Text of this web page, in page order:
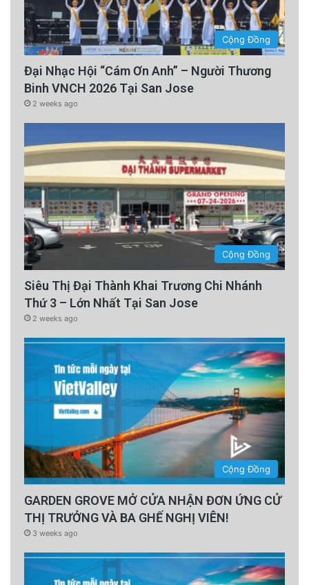
Cộng Đồng
Đại Nhạc Hội “Cám Ơn Anh” – Người Thương
Binh VNCH 2026 Tại San Jose
2 weeks ago
Cộng Đồng
Siêu Thị Đại Thành Khai Trương Chi Nhánh
Thứ 3 – Lớn Nhất Tại San Jose
2 weeks ago
Cộng Đồng
GARDEN GROVE MỞ CỬA NHẬN ĐƠN ỨNG CỬ
THỊ TRƯỞNG VÀ BA GHẾ NGHỊ VIÊN!
3 weeks ago